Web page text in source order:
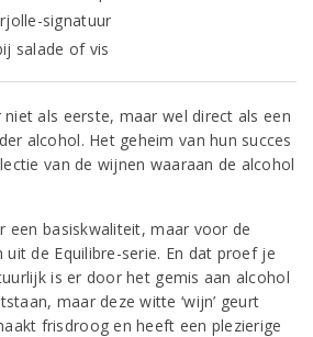
signatuur
salade of vis
niet als eerste, maar wel direct als een
alcohol. Het geheim van hun succes
van de wijnen waaraan de alcohol
een basiskwaliteit, maar voor de
de Equilibre-serie. En dat proef je
is er door het gemis aan alcohol
maar deze witte ‘wijn’ geurt
frisdroog en heeft een plezierige